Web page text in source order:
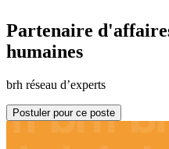
Partenaire
humaines
brh réseau d’experts
Postuler pour ce poste